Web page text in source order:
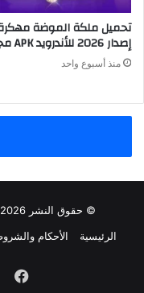
تحميل ملكة الموضة
إصدار 2026 للأندرويد APK مجاناً
منذ أسبوع واحد
© حقوق النشر 2026، جميع الحقوق محفوظة |
الرئيسية
الأحكام